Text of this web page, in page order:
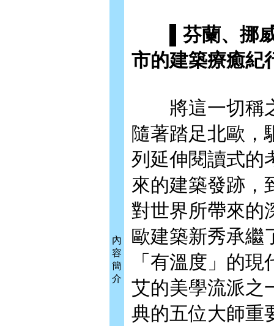
內
容
簡
介
▌芬蘭、挪威
市的建築療癒紀
將這一切稱之
隨著踏足北歐，
列延伸閱讀式的
來的建築發跡，
對世界所帶來的
歐建築新秀承繼
「有溫度」的
艾的美學流派之
典的五位大師重